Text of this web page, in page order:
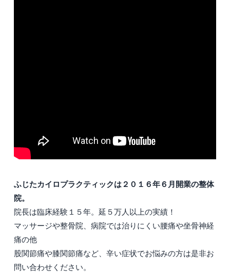
ふじたカイロプラクティックは２０１６年６月開業の整体
院。
院長は臨床経験１５年。延５万人以上の実績！
マッサージや整骨院、病院では治りにくい腰痛や坐骨神経
痛の他
股関節痛や膝関節痛など、辛い症状でお悩みの方は是非お
問い合わせください。